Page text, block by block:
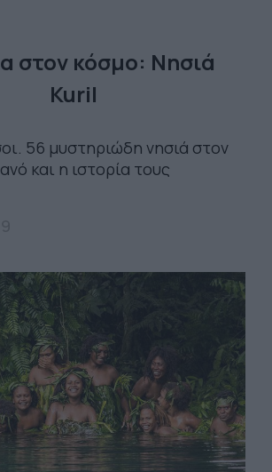
στον κόσμο: Νησιά
Kuril
56 μυστηριώδη νησιά στον
και η ιστορία τους